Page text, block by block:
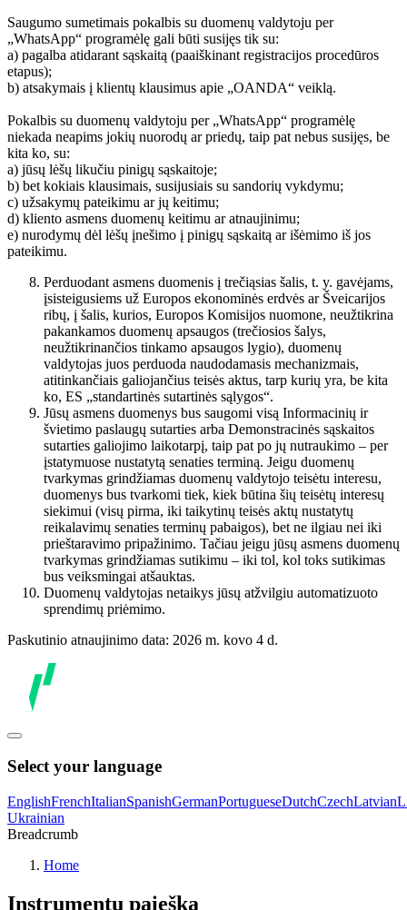
Saugumo sumetimais pokalbis su duomenų valdytoju per
„WhatsApp“ programėlę gali būti susijęs tik su:
a) pagalba atidarant sąskaitą (paaiškinant registracijos procedūros
etapus);
b) atsakymais į klientų klausimus apie „OANDA“ veiklą.
Pokalbis su duomenų valdytoju per „WhatsApp“ programėlę
niekada neapims jokių nuorodų ar priedų, taip pat nebus susijęs, be
kita ko, su:
a) jūsų lėšų likučiu pinigų sąskaitoje;
b) bet kokiais klausimais, susijusiais su sandorių vykdymu;
c) užsakymų pateikimu ar jų keitimu;
d) kliento asmens duomenų keitimu ar atnaujinimu;
e) nurodymų dėl lėšų įnešimo į pinigų sąskaitą ar išėmimo iš jos
pateikimu.
Perduodant asmens duomenis į trečiąsias šalis, t. y. gavėjams,
įsisteigusiems už Europos ekonominės erdvės ar Šveicarijos
ribų, į šalis, kurios, Europos Komisijos nuomone, neužtikrina
pakankamos duomenų apsaugos (trečiosios šalys,
neužtikrinančios tinkamo apsaugos lygio), duomenų
valdytojas juos perduoda naudodamasis mechanizmais,
atitinkančiais galiojančius teisės aktus, tarp kurių yra, be kita
ko, ES „standartinės sutartinės sąlygos“.
Jūsų asmens duomenys bus saugomi visą Informacinių ir
švietimo paslaugų sutarties arba Demonstracinės sąskaitos
sutarties galiojimo laikotarpį, taip pat po jų nutraukimo – per
įstatymuose nustatytą senaties terminą. Jeigu duomenų
tvarkymas grindžiamas duomenų valdytojo teisėtu interesu,
duomenys bus tvarkomi tiek, kiek būtina šių teisėtų interesų
siekimui (visų pirma, iki taikytinų teisės aktų nustatytų
reikalavimų senaties terminų pabaigos), bet ne ilgiau nei iki
prieštaravimo pripažinimo. Tačiau jeigu jūsų asmens duomenų
tvarkymas grindžiamas sutikimu – iki tol, kol toks sutikimas
bus veiksmingai atšauktas.
Duomenų valdytojas netaikys jūsų atžvilgiu automatizuoto
sprendimų priėmimo.
Paskutinio atnaujinimo data: 2026 m. kovo 4 d.
Select your language
EnglishFrenchItalianSpanishGermanPortugueseDutchCzechLatvian
Ukrainian
Breadcrumb
Home
Instrumentų paieška